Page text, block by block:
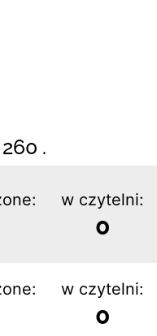
.
w czytelni:
0
w czytelni:
0